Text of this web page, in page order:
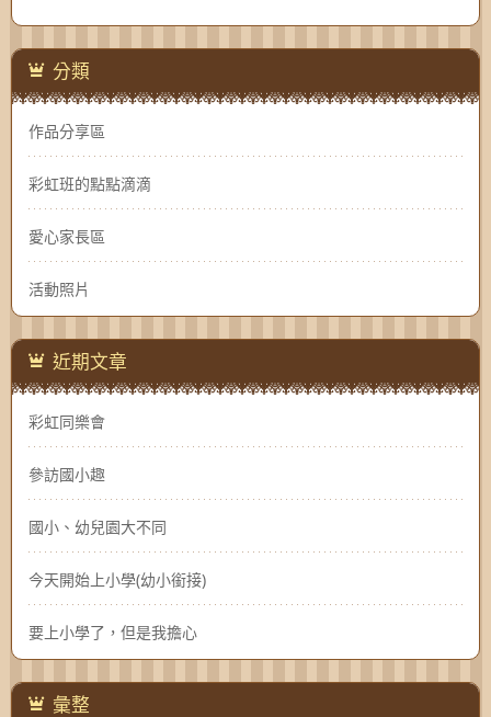
分類
作品分享區
彩虹班的點點滴滴
愛心家長區
活動照片
近期文章
彩虹同樂會
參訪國小趣
國小、幼兒園大不同
今天開始上小學(幼小銜接)
要上小學了，但是我擔心
彙整